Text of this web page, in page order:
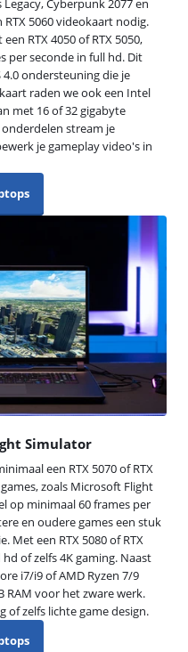
Cyberpunk 2077 en
5060 videokaart nodig.
RTX 4050 of RTX 5050,
per seconde in full hd. Dit
ondersteuning die je
raden we ook een Intel
met 16 of 32 gigabyte
stream je
je gameplay video's in
Simulator
een RTX 5070 of RTX
zoals Microsoft Flight
op minimaal 60 frames per
en oudere games een stuk
Met een RTX 5080 of RTX
of zelfs 4K gaming. Naast
i7/i9 of AMD Ryzen 7/9
RAM voor het zware werk.
of zelfs lichte game design.